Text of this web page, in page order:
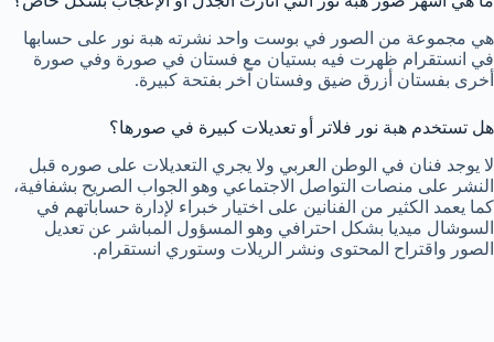
هي مجموعة من الصور في بوست واحد نشرته هبة نور على حسابها
في انستقرام ظهرت فيه بستيان مع فستان في صورة وفي صورة
أخرى بفستان أزرق ضيق وفستان آخر بفتحة كبيرة.
هل تستخدم هبة نور فلاتر أو تعديلات كبيرة في صورها؟
لا يوجد فنان في الوطن العربي ولا يجري التعديلات على صوره قبل
النشر على منصات التواصل الاجتماعي وهو الجواب الصريح بشفافية،
كما يعمد الكثير من الفنانين على اختيار خبراء لإدارة حساباتهم في
السوشال ميديا بشكل احترافي وهو المسؤول المباشر عن تعديل
الصور واقتراح المحتوى ونشر الريلات وستوري انستقرام.